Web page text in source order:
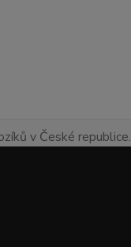
v České republice.